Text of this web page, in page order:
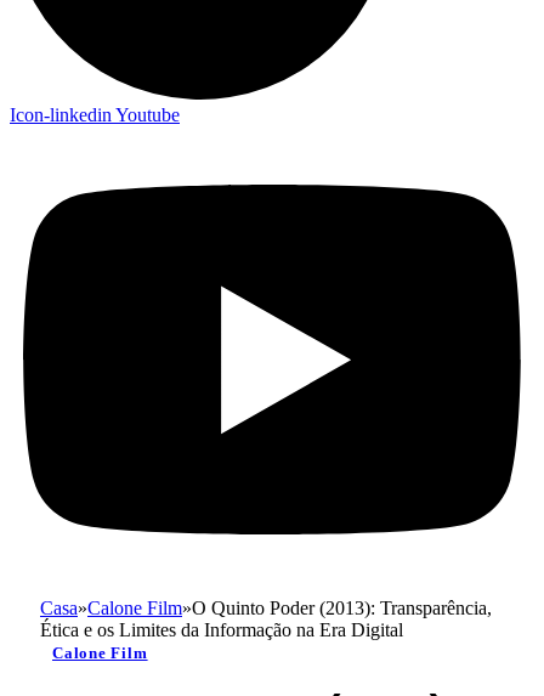
Icon-linkedin Youtube
Casa»Calone Film»O Quinto Poder (2013): Transparência,
Ética e os Limites da Informação na Era Digital
Calone Film